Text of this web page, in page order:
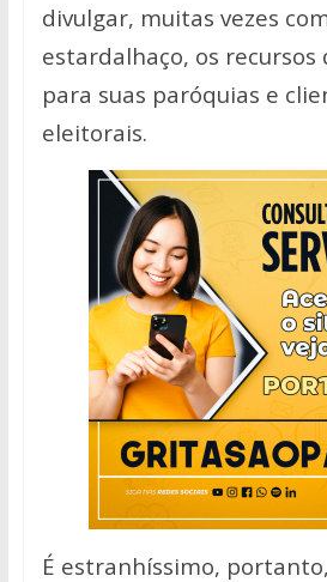
divulgar, muitas vezes
estardalhaço, os recursos
para suas paróquias e
eleitorais.
É estranhíssimo,